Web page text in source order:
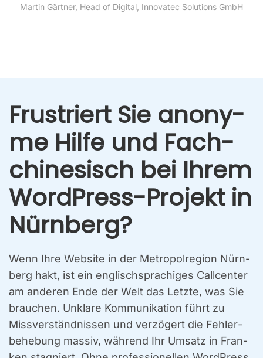
Mar­tin Gärt­ner, Head of Digi­tal, Inno­va­tec Solu­ti­ons GmbH
Frus­triert Sie anony­
me Hil­fe und Fach­
chi­ne­sisch bei Ihrem
Word­Press-Pro­jekt in
Nürn­berg?
Wenn Ihre Web­site in der Metro­pol­re­gi­on Nürn­
berg hakt, ist ein eng­lisch­spra­chi­ges Call­cen­ter
am ande­ren Ende der Welt das Letz­te, was Sie
brau­chen. Unkla­re Kom­mu­ni­ka­ti­on führt zu
Miss­ver­ständ­nis­sen und ver­zö­gert die Feh­ler­
be­he­bung mas­siv, wäh­rend Ihr Umsatz in Fran­